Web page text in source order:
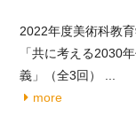
2022年度美術科教
「共に考える2030
義」（全3回） ...
more